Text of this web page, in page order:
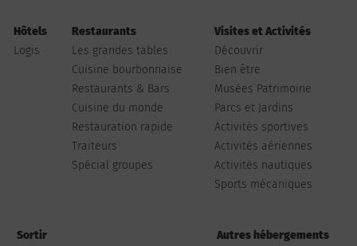
Hôtels
Logis
Restaurants
Les grandes tables
Cuisine bourbonnaise
Restaurants & Bars
Cuisine du monde
Restauration rapide
Traiteurs
Spécial groupes
Visites et Activités
Découvrir
Bien être
Musées Patrimoine
Parcs et Jardins
Activités sportives
Activités aériennes
Activités nautiques
Sports mécaniques
Sortir
Autres hébergements